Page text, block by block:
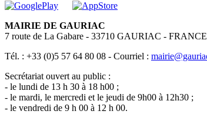
MAIRIE DE GAURIAC
7 route de La Gabare - 33710 GAURIAC - FRANCE
Tél. : +33 (0)5 57 64 80 08 - Courriel :
Secrétariat ouvert au public :
- le lundi de 13 h 30 à 18 h00 ;
- le mardi, le mercredi et le jeudi de 9h00 à 12h30 ;
- le vendredi de 9 h 00 à 12 h 00.